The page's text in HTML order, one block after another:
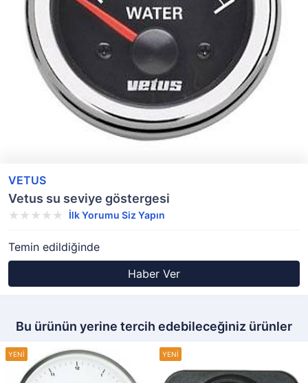
VETUS
Vetus su seviye göstergesi
İlk Yorumu Siz Yapın
Temin edildiğinde
Haber Ver
Bu ürünün yerine tercih edebileceğiniz ürünler